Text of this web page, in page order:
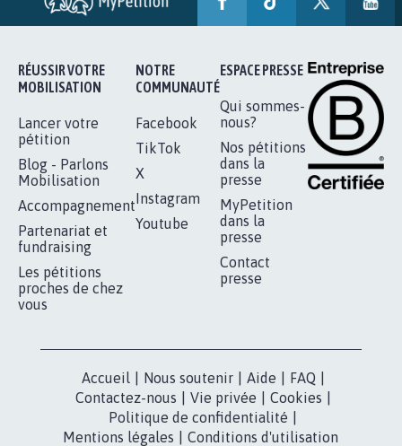
RÉUSSIR VOTRE
MOBILISATION
Lancer votre
pétition
Blog - Parlons
Mobilisation
Accompagnement
Partenariat et
fundraising
Les pétitions
proches de chez
vous
NOTRE
COMMUNAUTÉ
Facebook
TikTok
X
Instagram
Youtube
ESPACE PRESSE
Qui sommes-
nous?
Nos pétitions
dans la
presse
MyPetition
dans la
presse
Contact
presse
Accueil Nous soutenir Aide FAQ
Contactez-nous
Vie privée Cookies
Politique de confidentialité
Mentions légales
Conditions d'utilisation